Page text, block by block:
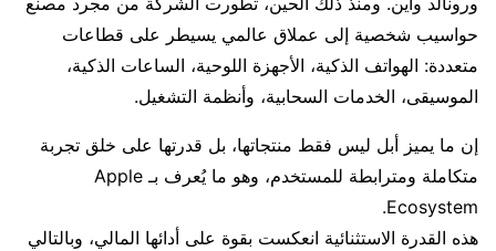
حواسيب شخصية إلى عملاق عالمي يسيطر على قطاعات
متعددة: الهواتف الذكية، الأجهزة اللوحية، الساعات الذكية،
الموسيقى، الخدمات السحابية، وأنظمة التشغيل.
إن ما يميز أبل ليس فقط منتجاتها، بل قدرتها على خلق تجربة
متكاملة ومترابطة للمستخدم، وهو ما يُعرف بـ Apple
Ecosystem.
هذه القدرة الاستثنائية انعكست بقوة على أدائها المالي، وبالتالي